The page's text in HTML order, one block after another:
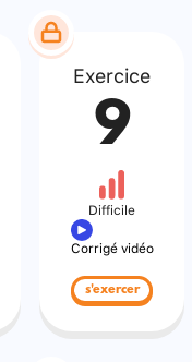
Exercice
9
Difficile
Corrigé vidéo
s'exercer